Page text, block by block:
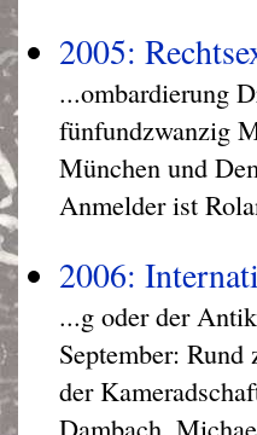
2005:
...ombardierung
fünfundzwanzig
München und
Anmelder ist
2006:
...g oder der
September:
der
Dambach,